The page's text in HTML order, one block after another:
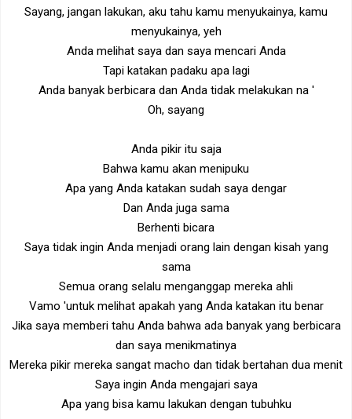
Sayang, jangan lakukan, aku tahu kamu menyukainya, kamu
menyukainya, yeh
Anda melihat saya dan saya mencari Anda
Tapi katakan padaku apa lagi
Anda banyak berbicara dan Anda tidak melakukan na '
Oh, sayang
Anda pikir itu saja
Bahwa kamu akan menipuku
Apa yang Anda katakan sudah saya dengar
Dan Anda juga sama
Berhenti bicara
Saya tidak ingin Anda menjadi orang lain dengan kisah yang
sama
Semua orang selalu menganggap mereka ahli
Vamo 'untuk melihat apakah yang Anda katakan itu benar
Jika saya memberi tahu Anda bahwa ada banyak yang berbicara
dan saya menikmatinya
Mereka pikir mereka sangat macho dan tidak bertahan dua menit
Saya ingin Anda mengajari saya
Apa yang bisa kamu lakukan dengan tubuhku